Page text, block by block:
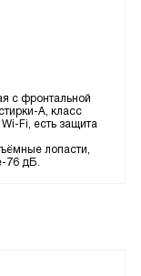
с фронтальной
A, класс
Fi, есть защита
лопасти,
76 дБ.